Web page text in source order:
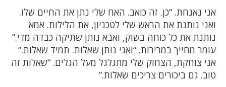
אני נאנחת. “כן. זה כואב. האח שלי נתן את החיים שלו.
ואני נותנת את הראש שלי לטכניון, את הלילות. אמא
נותנת את כל כוחה בשוק, ואבא נותן שתיקה כבדה מדי.”
עומר מחייך במרירות. “ואני נותן שאלות. תמיד שאלות.”
אני צוחקת, הצחוק שלי מתגלגל מעל הגלים. “שאלות זה
טוב. גם ביכורים צריכים שאלות.”